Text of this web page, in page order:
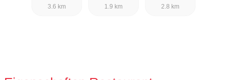
3.6 km
1.9 km
2.8 km